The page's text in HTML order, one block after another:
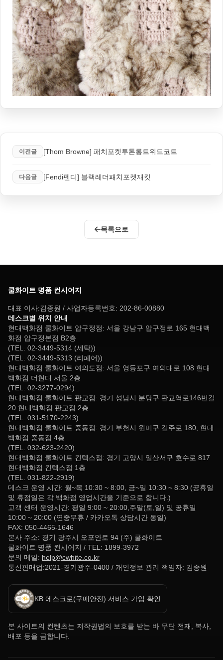
이전글 [Thom Browne] 패치포켓투톤롱트위드코트
다음글 [Fendi펜디] 블랙레더패치포켓재킷
목록으로
쿨화이트 명품 컨시어지
대표 이사:김종원 / 사업자등록번호: 202-86-00880
데스크별 위치 안내
현대백화점 쿨화이트 압구정점: 서울 강남구 압구정로 165 현대백
화점 압구정본점 B2층
(TEL. 02-3449-5314 (세탁))
(TEL. 02-3449-5313 (리페어))
현대백화점 쿨화이트 여의도점: 서울 영등포구 여의대로 108 현대
백화점 더현대 서울 2층
(TEL. 02-3277-0294)
현대백화점 쿨화이트 판교점: 경기 성남시 분당구 판교역로146번길
20 현대백화점 판교점 2층
(TEL. 031-5170-2243)
현대백화점 쿨화이트 중동점: 경기 부천시 원미구 길주로 180, 현대
백화점 중동점 4층
(TEL. 032-623-2420)
현대백화점 쿨화이트 킨텍스점: 경기 고양시 일산서구 호수로 817
현대백화점 킨텍스점 1층
(TEL. 031-822-2919)
데스크 운영 시간: 월~목 10:30 ~ 8:00, 금~일 10:30 ~ 8:30 (공휴일
및 휴점일은 각 백화점 영업시간을 기준으로 합니다.)
고객 센터 운영시간: 평일 9:00 ~ 20:00,주말(토,일) 및 공휴일
10:00 ~ 20:00 (연중무휴 / 카카오톡 상담시간 동일)
FAX: 050-4465-1646
본사 주소: 경기 광주시 오포안로 94 (주) 쿨화이트
쿨화이트 명품 컨시어지 / TEL: 1899-3972
문의 메일: help@cwhite.co.kr
통신판매업:2021-경기광주-0400 / 개인정보 관리 책임자: 김종원
KB 에스크로(구매안전) 서비스 가입 확인
본 사이트의 컨텐츠는 저작권법의 보호를 받는 바 무단 전재, 복사,
배포 등을 금합니다.